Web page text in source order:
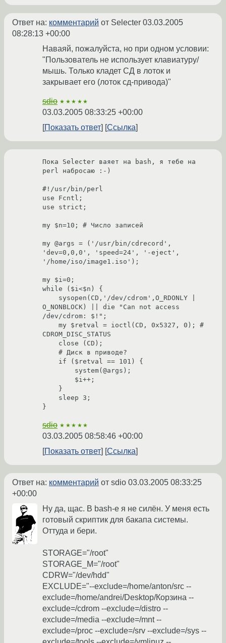
Ответ на: комментарий от Selecter 03.03.2005
08:28:13 +00:00
Наваяй, пожалуйста, но при одном условии:
"Пользователь не использует клавиатуру/
мышь. Только кладет СД в лоток и
закрывает его (лоток сд-привода)"
sdio ★★★★★
03.03.2005 08:33:25 +00:00
Показать ответ
Ссылка
Пока Selecter ваяет на bash, я тебе на
perl набросаю :-)
#!/usr/bin/perl
use Fcntl;
use strict;
my $n=10; # Число записей
my @args = ('/usr/bin/cdrecord',
'dev=0,0,0', 'speed=24', '-eject',
'/home/iso/image1.iso');
my $i=0;
while ($i<$n) {
O_NONBLOCK) || die "Can not access
/dev/cdrom: $!";
CDROM_DISC_STATUS
sdio ★★★★★
03.03.2005 08:58:46 +00:00
Показать ответ
Ссылка
Ответ на: комментарий от sdio 03.03.2005 08:33:25
+00:00
Ну да, щас. В bash-е я не силён. У меня есть
готовый скриптик для бакапа системы.
Оттуда и бери.
STORAGE="/root"
STORAGE_M="/root"
CDRW="/dev/hdd"
EXCLUDE="--exclude=/home/anton/src --
exclude=/home/andrei/Desktop/Корзина --
exclude=/cdrom --exclude=/distro --
exclude=/media --exclude=/mnt --
exclude=/proc --exclude=/srv --exclude=/sys --